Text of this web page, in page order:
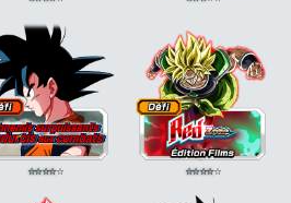
⭐⭐⭐⭐⭐ ⭐⭐⭐⭐⭐